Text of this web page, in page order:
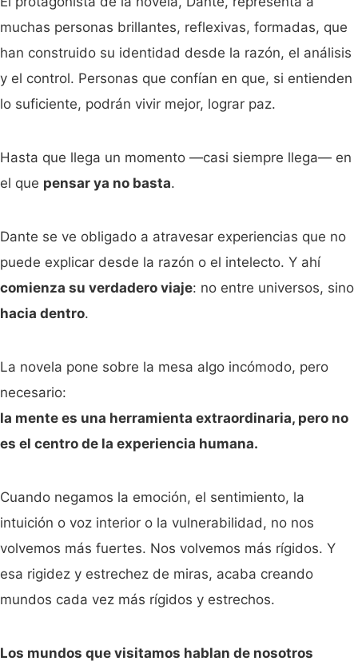
muchas personas brillantes, reflexivas, formadas, que
han construido su identidad desde la razón, el análisis
y el control. Personas que confían en que, si entienden
lo suficiente, podrán vivir mejor, lograr paz.
Hasta que llega un momento —casi siempre llega— en
el que pensar ya no basta.
Dante se ve obligado a atravesar experiencias que no
puede explicar desde la razón o el intelecto. Y ahí
comienza su verdadero viaje: no entre universos, sino
hacia dentro.
La novela pone sobre la mesa algo incómodo, pero
necesario:
la mente es una herramienta extraordinaria, pero no
es el centro de la experiencia humana.
Cuando negamos la emoción, el sentimiento, la
intuición o voz interior o la vulnerabilidad, no nos
volvemos más fuertes. Nos volvemos más rígidos. Y
esa rigidez y estrechez de miras, acaba creando
mundos cada vez más rígidos y estrechos.
Los mundos que visitamos hablan de nosotros